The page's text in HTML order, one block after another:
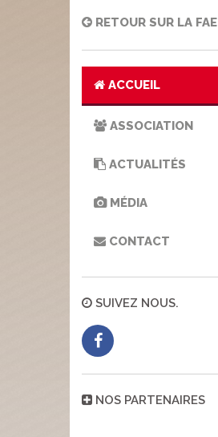
RETOUR SUR LA FAE
ACCUEIL
ASSOCIATION
ACTUALITÉS
MÉDIA
CONTACT
SUIVEZ NOUS.
NOS PARTENAIRES